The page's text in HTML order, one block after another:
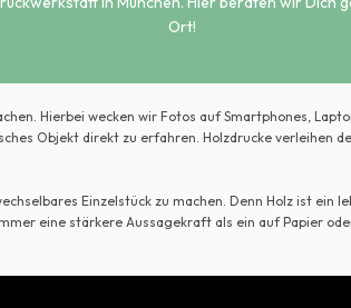
Ort!
Hierbei wecken wir Fotos auf Smartphones,
Objekt direkt zu erfahren. Holzdrucke verleihen
Einzelstück zu machen. Denn Holz ist ein
eine stärkere Aussagekraft als ein auf Papier